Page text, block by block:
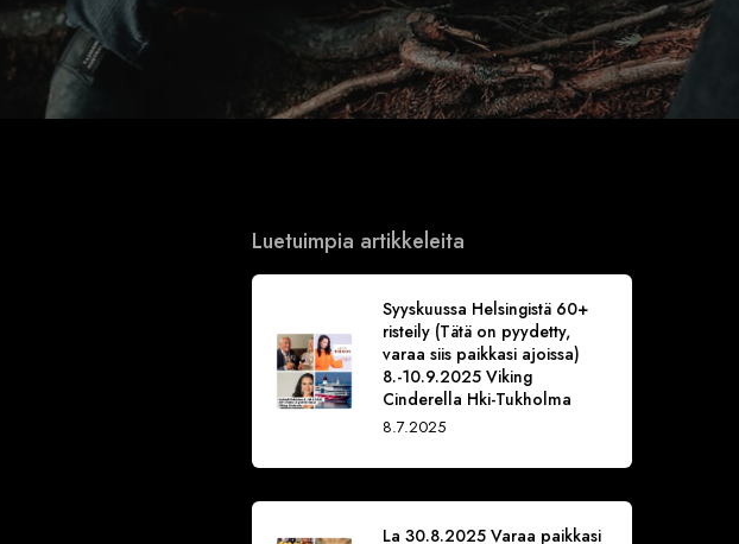
Luetuimpia artikkeleita
Syyskuussa Helsingistä 60+
risteily (Tätä on pyydetty,
varaa siis paikkasi ajoissa)
8.-10.9.2025 Viking
Cinderella Hki-Tukholma
8.7.2025
La 30.8.2025 Varaa paikkasi